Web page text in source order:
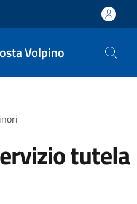
Volpino
tutela